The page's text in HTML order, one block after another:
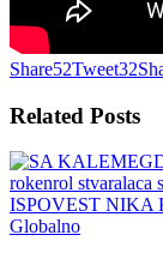
Share52Tweet32
Related Posts
Globalno